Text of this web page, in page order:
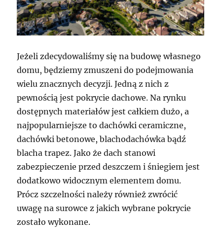
Jeżeli zdecydowaliśmy się na budowę własnego
domu, będziemy zmuszeni do podejmowania
wielu znacznych decyzji. Jedną z nich z
pewnością jest pokrycie dachowe. Na rynku
dostępnych materiałów jest całkiem dużo, a
najpopularniejsze to dachówki ceramiczne,
dachówki betonowe, blachodachówka bądź
blacha trapez. Jako że dach stanowi
zabezpieczenie przed deszczem i śniegiem jest
dodatkowo widocznym elementem domu.
Prócz szczelności należy również zwrócić
uwagę na surowce z jakich wybrane pokrycie
zostało wykonane.